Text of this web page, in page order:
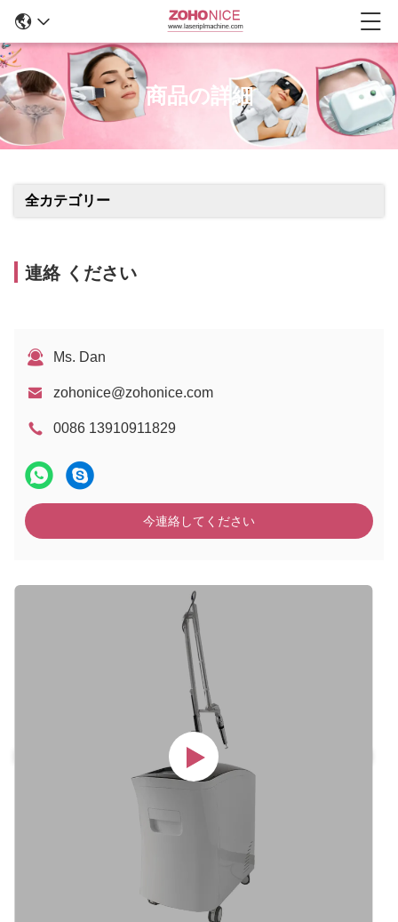
商品の詳細
全カテゴリー
連絡 ください
Ms. Dan
zohonice@zohonice.com
0086 13910911829
今連絡してください